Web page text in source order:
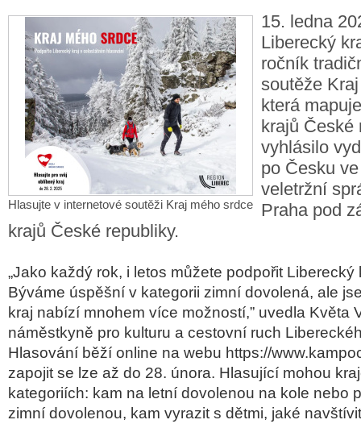
Hlasujte v internetové soutěži Kraj mého srdce
15. ledna
Liberecký
ročník
soutěže
která
krajů České
vyhlásilo
po Česku
veletržní
Praha pod
krajů České republiky.
„Jako každý rok, i letos můžete podpořit Liberecký
Býváme úspěšní v kategorii zimní dovolená, ale
kraj nabízí mnohem více možností,” uvedla Květa
náměstkyně pro kulturu a cestovní ruch
Hlasování běží online na webu https://
zapojit se lze až do 28. února. Hlasující mohou
kategoriích: kam na letní dovolenou na kole nebo
zimní dovolenou, kam vyrazit s dětmi, jaké